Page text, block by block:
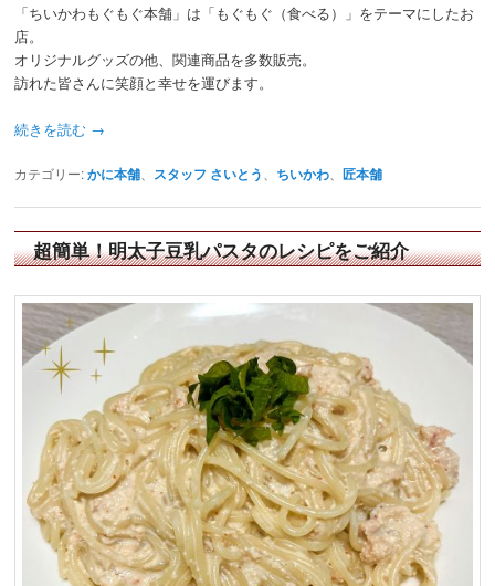
「ちいかわもぐもぐ本舗」は「もぐもぐ（食べる）」をテーマにしたお
店。
オリジナルグッズの他、関連商品を多数販売。
訪れた皆さんに笑顔と幸せを運びます。
続きを読む →
カテゴリー: かに本舗 スタッフ さいとう ちいかわ 、匠本舗
超簡単！明太子豆乳パスタのレシピをご紹介